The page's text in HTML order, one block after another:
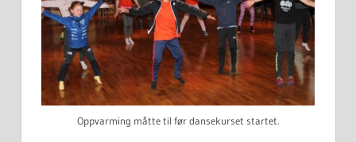
Oppvarming måtte til før dansekurset startet.